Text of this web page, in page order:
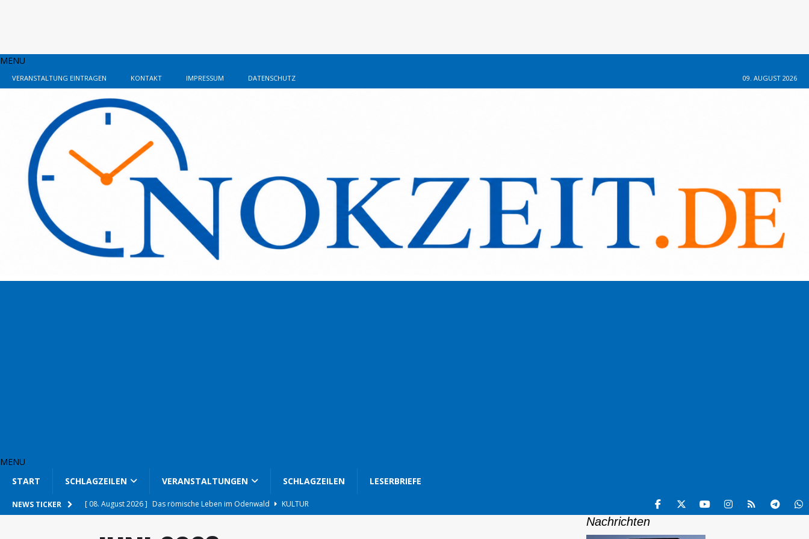
MENU
VERANSTALTUNG EINTRAGEN KONTAKT IMPRESSUM DATENSCHUTZ 09. AUGUST 2026
MENU
START
SCHLAGZEILEN VERANSTALTUNGEN SCHLAGZEILEN LESERBRIEFE
NEWS TICKER [ 08. August 2026 ] Das römische Leben im Odenwald
KULTUR
Nachrichten